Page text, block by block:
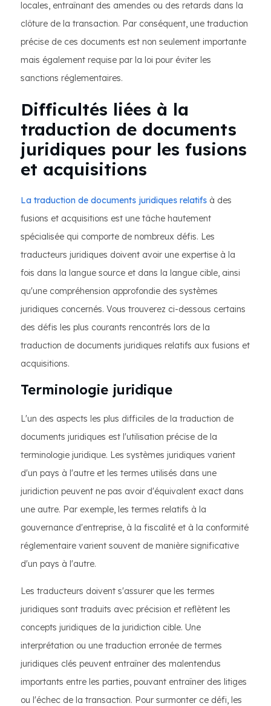
locales, entraînant des amendes ou des retards dans la
clôture de la transaction. Par conséquent, une traduction
précise de ces documents est non seulement importante
mais également requise par la loi pour éviter les
sanctions réglementaires.
Difficultés liées à la
traduction de documents
juridiques pour les fusions
et acquisitions
La traduction de documents juridiques relatifs à des
fusions et acquisitions est une tâche hautement
spécialisée qui comporte de nombreux défis. Les
traducteurs juridiques doivent avoir une expertise à la
fois dans la langue source et dans la langue cible, ainsi
qu'une compréhension approfondie des systèmes
juridiques concernés. Vous trouverez ci-dessous certains
des défis les plus courants rencontrés lors de la
traduction de documents juridiques relatifs aux fusions et
acquisitions.
Terminologie juridique
L'un des aspects les plus difficiles de la traduction de
documents juridiques est l'utilisation précise de la
terminologie juridique. Les systèmes juridiques varient
d'un pays à l'autre et les termes utilisés dans une
juridiction peuvent ne pas avoir d'équivalent exact dans
une autre. Par exemple, les termes relatifs à la
gouvernance d'entreprise, à la fiscalité et à la conformité
réglementaire varient souvent de manière significative
d'un pays à l'autre.
Les traducteurs doivent s'assurer que les termes
juridiques sont traduits avec précision et reflètent les
concepts juridiques de la juridiction cible. Une
interprétation ou une traduction erronée de termes
juridiques clés peuvent entraîner des malentendus
importants entre les parties, pouvant entraîner des litiges
ou l'échec de la transaction. Pour surmonter ce défi, les